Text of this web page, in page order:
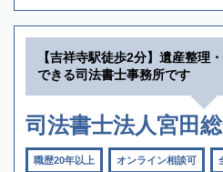
【吉祥寺駅徒歩2分】遺産整理
できる司法書士事務所です
司法書士法人宮田
職歴20年以上 オンライン相談可